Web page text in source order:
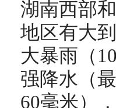
湖南西部
地区有大
大暴雨（
强降水（
60毫米）